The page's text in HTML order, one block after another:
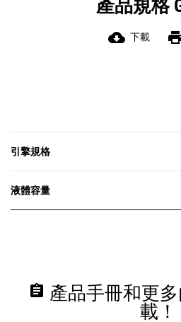
產品規格
cloud_download 下載
引擎規格
液體容量
assignment 產品手冊和更
載！